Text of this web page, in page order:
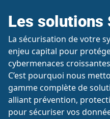
Les solutions
La sécurisation de votre
enjeu capital pour
cybermenaces
C’est pourquoi nous
gamme complète de
alliant prévention,
pour sécuriser vos